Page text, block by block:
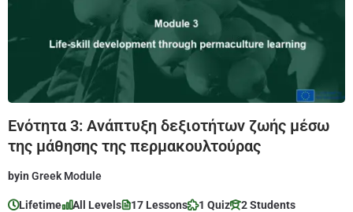
Ενότητα 3: Ανάπτυξη δεξιοτήτων ζωής μέσω
της μάθησης της περμακουλτούρας
byin Greek Module
Lifetime All Levels 17 Lessons 1 Quiz 2 Students